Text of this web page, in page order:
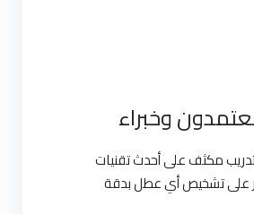
وخبراء
مكثف على أحدث تقنيات
على تشخيص أي عطل بدقة